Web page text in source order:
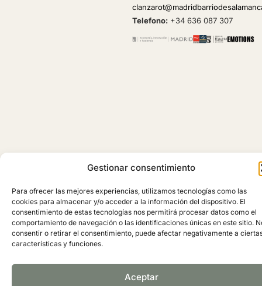
Gestionar consentimiento
Para ofrecer las mejores experiencias, utilizamos tecnologías como las
cookies para almacenar y/o acceder a la información del dispositivo. El
consentimiento de estas tecnologías nos permitirá procesar datos como el
comportamiento de navegación o las identificaciones únicas en este sitio.
consentir o retirar el consentimiento, puede afectar negativamente a
características y funciones.
Aceptar
Telefono: +34 636 087 307
Copyright © 2025 Madrid Barrio de Salamanca